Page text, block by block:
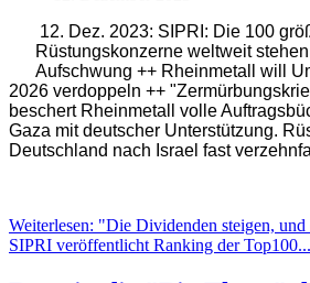
12. Dez. 2023: SIPRI: Die 100
Rüstungskonzerne weltweit
Aufschwung ++ Rheinmetall will
2026 verdoppeln ++
beschert Rheinmetall volle
Gaza mit deutscher Unterstützung.
Deutschland nach Israel fast
Weiterlesen: "Die Dividenden steigen,
SIPRI veröffentlicht Ranking der Top100...